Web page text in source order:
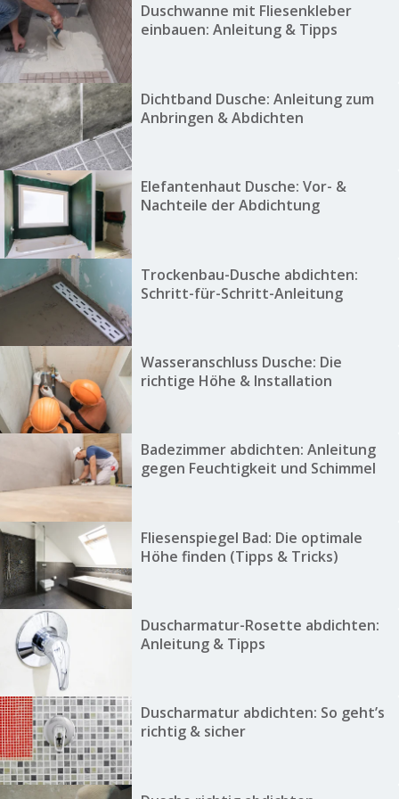
Duschwanne mit Fliesenkleber
einbauen: Anleitung & Tipps
Dichtband Dusche: Anleitung zum
Anbringen & Abdichten
Elefantenhaut Dusche: Vor- &
Nachteile der Abdichtung
Trockenbau-Dusche abdichten:
Schritt-für-Schritt-Anleitung
Wasseranschluss Dusche: Die
richtige Höhe & Installation
Badezimmer abdichten: Anleitung
gegen Feuchtigkeit und Schimmel
Fliesenspiegel Bad: Die optimale
Höhe finden (Tipps & Tricks)
Duscharmatur-Rosette abdichten:
Anleitung & Tipps
Duscharmatur abdichten: So geht’s
richtig & sicher